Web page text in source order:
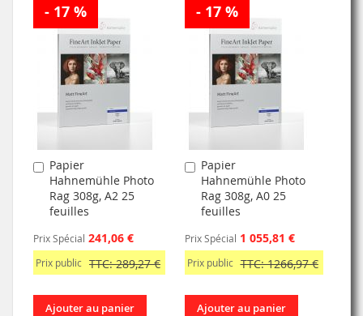
À
MA
LISTE
D’ENVIE
AU
COMPARATEUR
À
MA
LISTE
D’ENVIE
AU
COMPARATEUR
- 17 %
Papier
Hahnemühle Photo
Rag 308g, A2 25
feuilles
Prix Spécial 241,06 €
Prix public TTC: 289,27 €
Ajouter
au
panier
Ajouter au panier
- 17 %
Papier
Hahnemühle Photo
Rag 308g, A0 25
feuilles
Prix Spécial 1 055,81 €
Prix public TTC: 1266,97 €
Ajouter
au
panier
Ajouter au panier